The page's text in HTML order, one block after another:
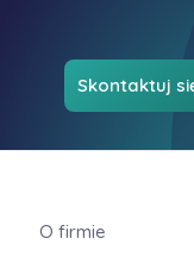
Skontaktuj
O firmie